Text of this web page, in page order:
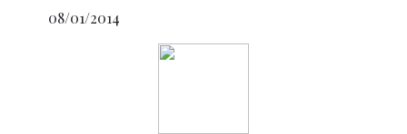
08/01/2014